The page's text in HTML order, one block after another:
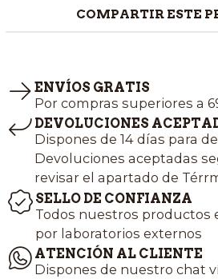
COMPARTIR ESTE
ENVÍOS GRATIS
Por compras superiores a
DEVOLUCIONES
Dispones de 14 días para
Devoluciones aceptadas
revisar el apartado de
SELLO DE CONFIANZA
Todos nuestros productos
por laboratorios externos
ATENCIÓN AL CLIENTE
Dispones de nuestro chat